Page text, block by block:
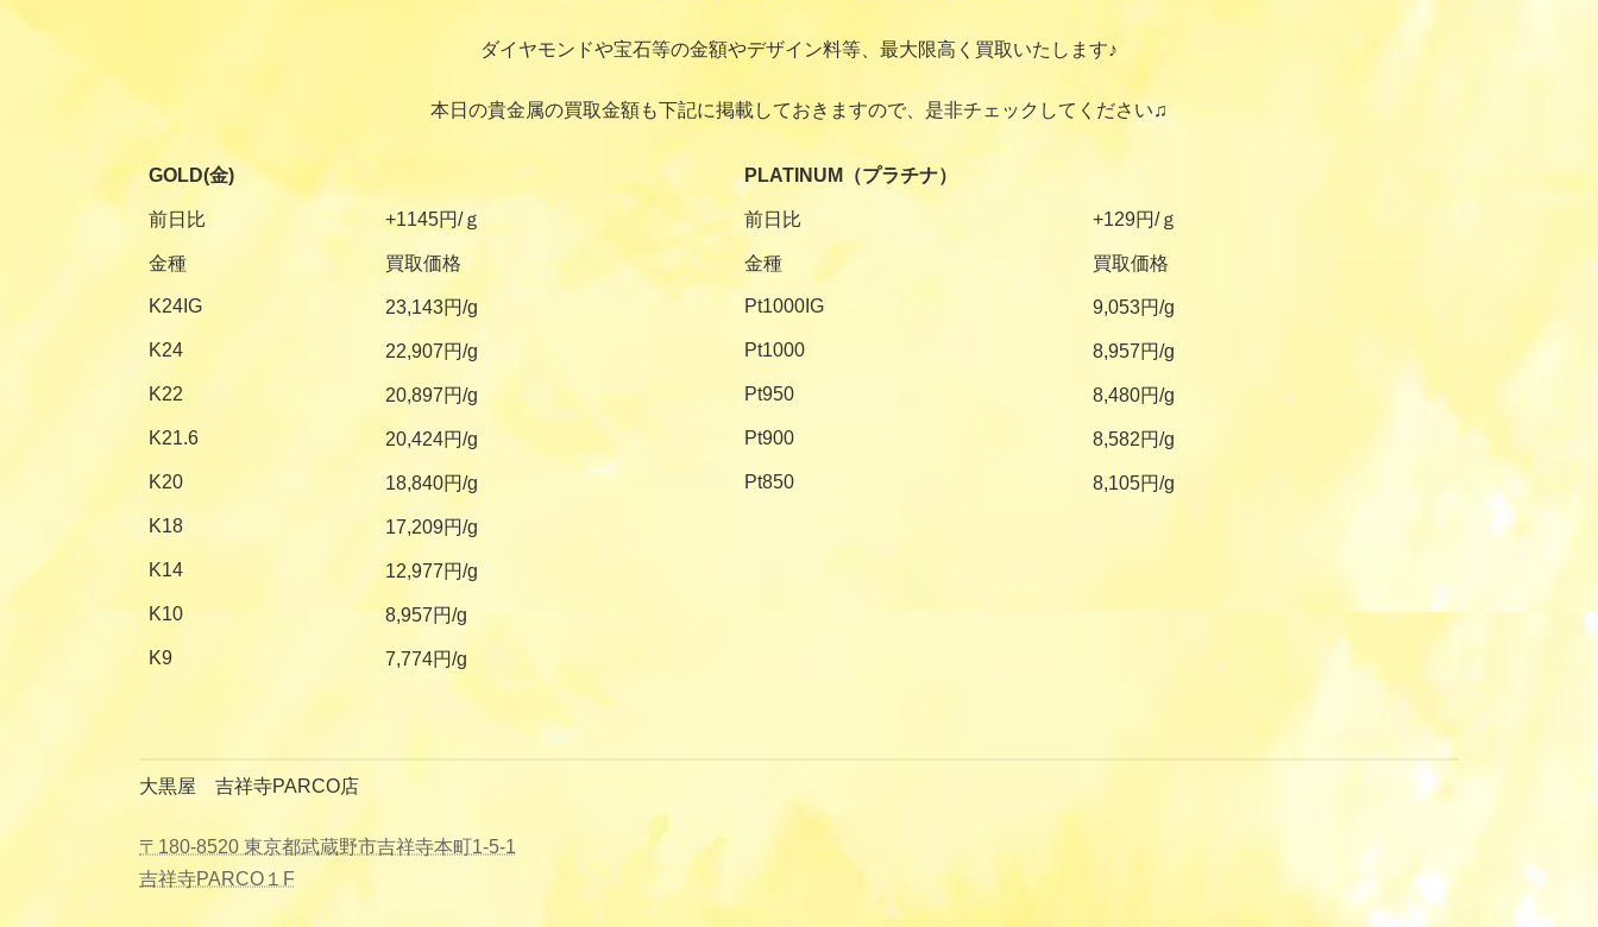
ダイヤモンドや宝石等の金額やデザイン料等、最大限高く買取いたします♪
本日の貴金属の買取金額も下記に掲載しておきますので、是非チェックしてください♫
GOLD(金) PLATINUM（プラチナ）
前日比 +1145円/ｇ 前日比 +129円/ｇ
金種 買取価格 金種 買取価格
K24IG 23,143円/g Pt1000IG 9,053円/g
K24 22,907円/g Pt1000 8,957円/g
K22 20,897円/g Pt950 8,480円/g
K21.6 20,424円/g Pt900 8,582円/g
K20 18,840円/g Pt850 8,105円/g
K18 17,209円/g
K14 12,977円/g
K10 8,957円/g
K9 7,774円/g
大黒屋 吉祥寺PARCO店
〒180-8520 東京都武蔵野市吉祥寺本町1-5-1
吉祥寺PARCO１F